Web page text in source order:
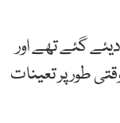
گئے تھے اور
طور پر تعینات